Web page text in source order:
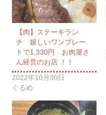
【肉】ステーキラン
チ 嬉しいワンプレー
トで1,330円 お肉屋さ
ん経営のお店 ！！
2022年10月30日
ぐるめ